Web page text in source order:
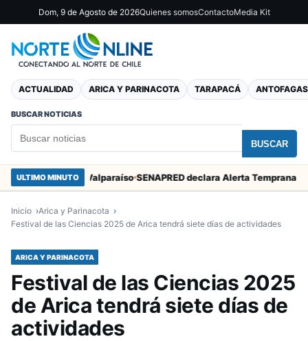
Dom, 9 de Agosto de 2026Quienes somosContactoMedia Kit
ACTUALIDAD ARICA Y PARINACOTA TARAPACÁ
BUSCAR NOTICIAS
BUSCAR
ULTIMO MINUTO
Marcos en Valparaíso
Inicio
Arica y Parinacota
Festival de las Ciencias 2025 de Arica tendrá siete días de actividades
ARICA Y PARINACOTA
Festival de las Ciencias 2025
de Arica tendrá siete días de
actividades